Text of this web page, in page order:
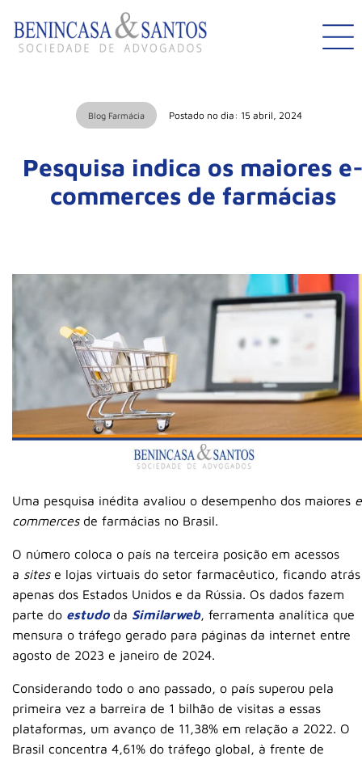
Blog Farmácia Postado no dia: 15 abril, 2024
Pesquisa indica os maiores
commerces de farmácias
Uma pesquisa inédita avaliou o desempenho dos maiores
commercesde farmácias no Brasil.
O número coloca o país na terceira posição em acessos
a sites e lojas virtuais do setor farmacêutico, ficando atrás
apenas dos Estados Unidos e da Rússia. Os dados fazem
parte do estudoda Similarweb, ferramenta analítica que
mensura o tráfego gerado para páginas da internet entre
agosto de 2023 e janeiro de 2024.
Considerando todo o ano passado, o país superou pela
primeira vez a barreira de 1 bilhão de visitas a essas
plataformas, um avanço de 11,38% em relação a 2022. O
Brasil concentra 4,61% do tráfego global, à frente de